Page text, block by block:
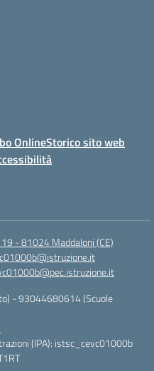
OnlineStorico sito web
- 81024 Maddaloni (CE)
- 93044680614 (Scuole
(IPA): istsc_cevc01000b